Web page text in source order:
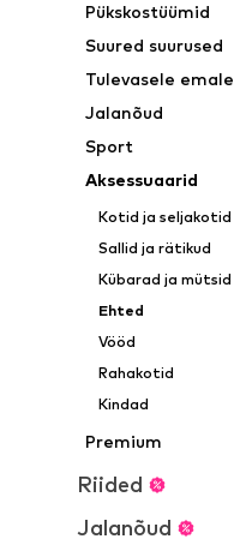
Pükskostüümid
Suured suurused
Tulevasele emale
Jalanõud
Sport
Aksessuaarid
Kotid ja seljakotid
Sallid ja rätikud
Kübarad ja mütsid
Ehted
Vööd
Rahakotid
Kindad
Premium
Riided
Jalanõud